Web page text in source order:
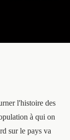
l'histoire des
à qui on
sur le pays va